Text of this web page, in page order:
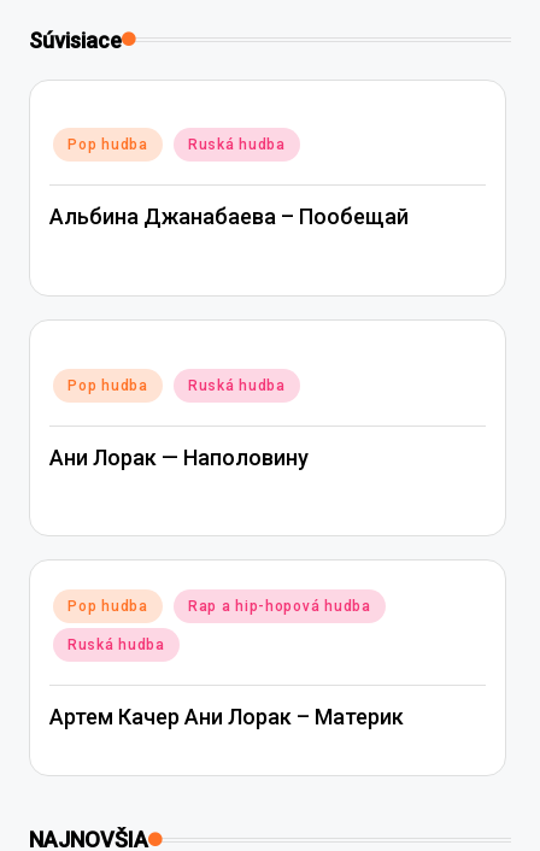
Súvisiace
Posted
in
Pop hudba Ruská hudba
Альбина Джанабаева – Пообещай
Posted
in
Pop hudba Ruská hudba
Ани Лорак — Наполовину
Posted
in
Pop hudba Rap a hip-hopová hudba
Ruská hudba
Артем Качер Ани Лорак – Материк
NAJNOVŠIA